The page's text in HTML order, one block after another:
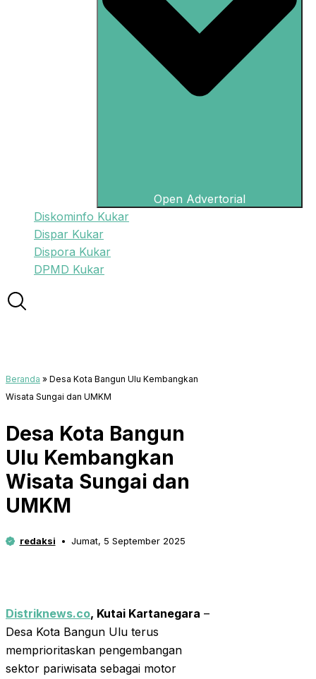
Open Advertorial
Diskominfo Kukar
Dispar Kukar
Dispora Kukar
DPMD Kukar
Beranda » Desa Kota Bangun Ulu Kembangkan
Wisata Sungai dan UMKM
Desa Kota Bangun
Ulu Kembangkan
Wisata Sungai dan
UMKM
redaksi Jumat, 5 September 2025
Distriknews.co, Kutai Kartanegara –
Desa Kota Bangun Ulu terus
memprioritaskan pengembangan
sektor pariwisata sebagai motor